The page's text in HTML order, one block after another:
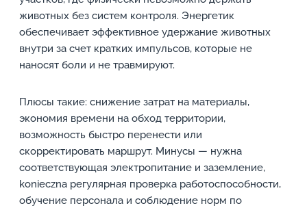
животных без систем контроля. Энергетик
обеспечивает эффективное удержание животных
внутри за счет кратких импульсов, которые не
наносят боли и не травмируют.
Плюсы такие: снижение затрат на материалы,
экономия времени на обход территории,
возможность быстро перенести или
скорректировать маршрут. Минусы — нужна
соответствующая электропитание и заземление,
konieczna регулярная проверка работоспособности,
обучение персонала и соблюдение норм по